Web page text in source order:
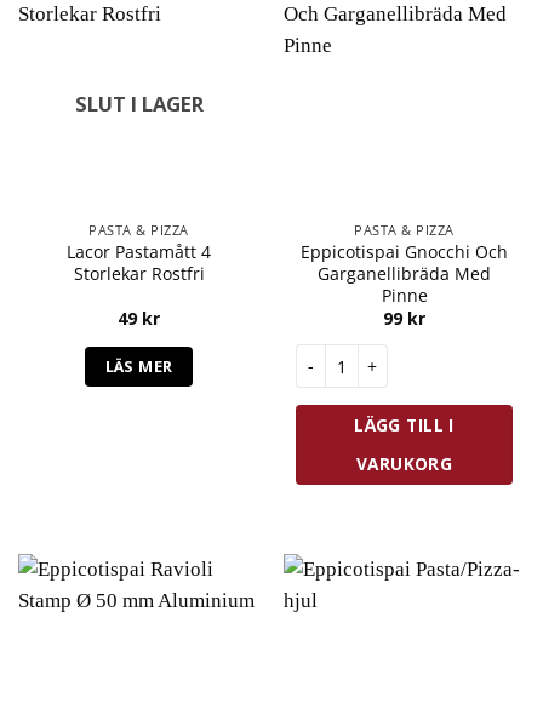
SLUT I LAGER
PASTA & PIZZA
Lacor Pastamått 4
Storlekar Rostfri
49 kr
LÄS MER
PASTA & PIZZA
Eppicotispai Gnocchi Och
Garganellibräda Med
Pinne
99 kr
LÄGG TILL I
VARUKORG